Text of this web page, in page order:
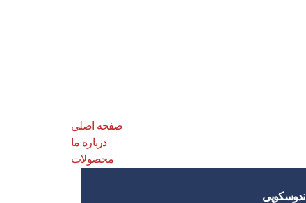
صفحه اصلی
درباره ما
محصولات
اندوسکوپی